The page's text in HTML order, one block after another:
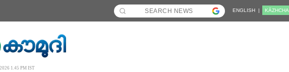
ENGLISH | KĀZHCHA
1.45 PM IST